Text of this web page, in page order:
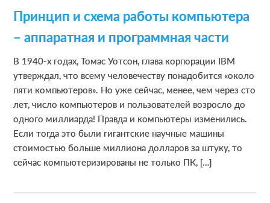
Принцип и схема работы компьютера
– аппаратная и программная части
В 1940-х годах, Томас Уотсон, глава корпорации IBM
утверждал, что всему человечеству понадобится «около
пяти компьютеров». Но уже сейчас, менее, чем через сто
лет, число компьютеров и пользователей возросло до
одного миллиарда! Правда и компьютеры изменились.
Если тогда это были гигантские научные машины
стоимостью больше миллиона долларов за штуку, то
сейчас компьютеризированы не только ПК, […]